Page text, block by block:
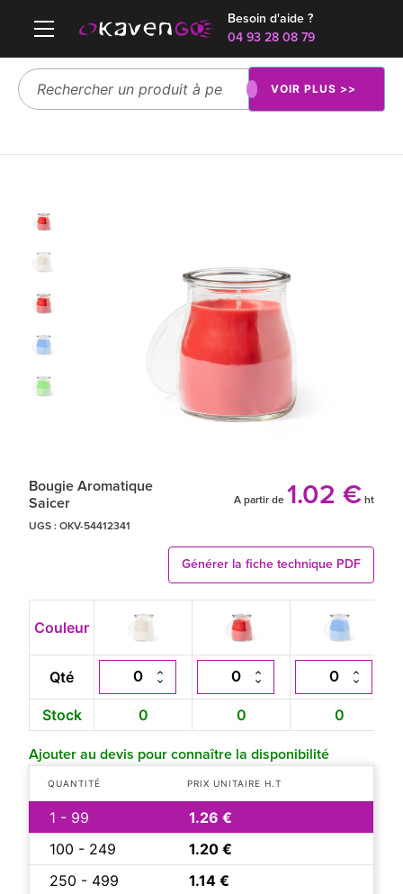
Besoin d'aide ?
04 93 28 08 79
VOIR PLUS >>
Bougie Aromatique
Saicer
A partir de 1.02 € ht
UGS : OKV-54412341
Générer la fiche technique PDF
Couleur
Qté
Stock 0 0 0
Ajouter au devis pour connaître la disponibilité
QUANTITÉ PRIX UNITAIRE H.T
1 - 99
1.26 €
100 - 249
1.20 €
250 - 499
1.14 €